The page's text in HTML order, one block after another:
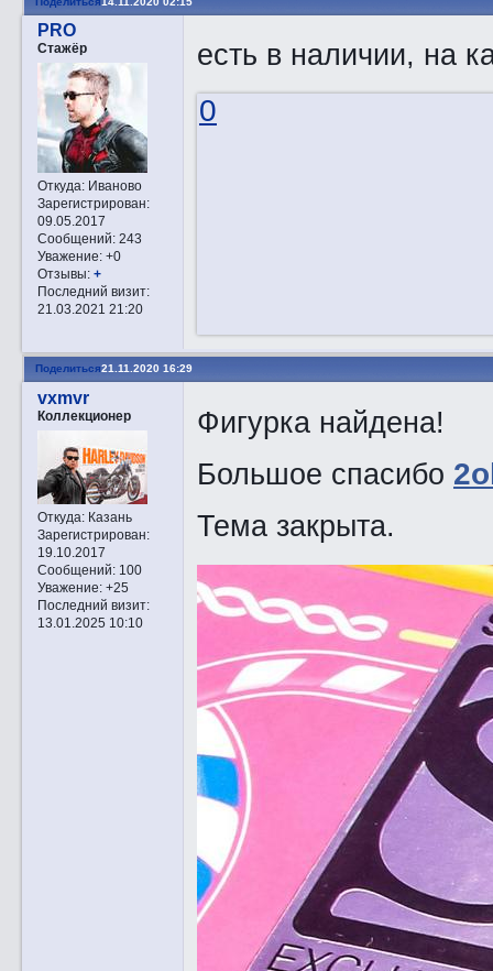
PRO
Стажёр
Откуда:Иваново
Зарегистрирован:
09.05.2017
Сообщений:243
Уважение: +0
Отзывы: +
Последний визит:
21.03.2021 21:20
есть в наличии, на
0
Поделиться21.11.2020 16:29
vxmvr
Коллекционер
Откуда:Казань
Зарегистрирован:
19.10.2017
Сообщений:100
Уважение: +25
Последний визит:
13.01.2025 10:10
Фигурка найдена!
Большое спасибо
Тема закрыта.